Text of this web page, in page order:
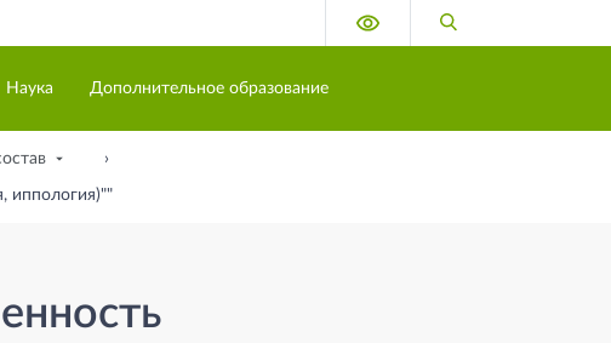
Версия для слабовидящих
Наука Дополнительное образование
иппология)""